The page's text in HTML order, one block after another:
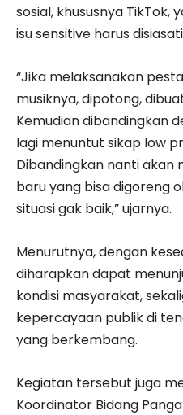
sosial, khususnya TikTok,
isu sensitive harus
“Jika melaksanakan
musiknya, dipotong,
Kemudian dibandingkan
lagi menuntut sikap low
Dibandingkan nanti akan
baru yang bisa digoreng
situasi gak baik,” ujarnya.
Menurutnya, dengan
diharapkan dapat
kondisi masyarakat,
kepercayaan publik di
yang berkembang.
Kegiatan tersebut juga
Koordinator Bidang